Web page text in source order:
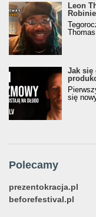
Leon
Jak się
się
Polecamy
prezentokracja.pl
beforefestival.pl